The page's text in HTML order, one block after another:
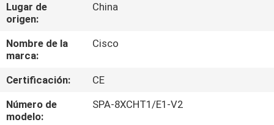
LOS
VÍDEOS
SOBRE
NOSOTROS
Lugar de
origen:
China
Nombre de la
marca:
Cisco
Certificación:
CE
Número de
modelo:
SPA-8XCHT1/E1-V2